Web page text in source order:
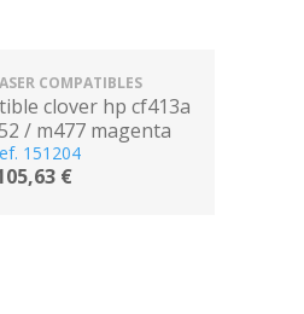
COMPATIBLES
clover hp cf413a
/ m477 magenta
151204
€